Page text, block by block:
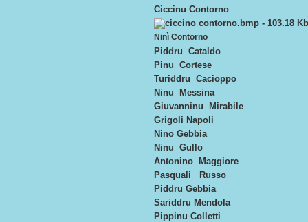
Ciccinu Contorno
Ninì Contorno
Piddru Cataldo
Pinu Cortese
Turiddru Cacioppo
Ninu Messina
Giuvanninu Mirabile
Grigoli Napoli
Nino Gebbia
Ninu Gullo
Antonino Maggiore
Pasquali Russo
Piddru Gebbia
Sariddru Mendola
Pippinu Colletti